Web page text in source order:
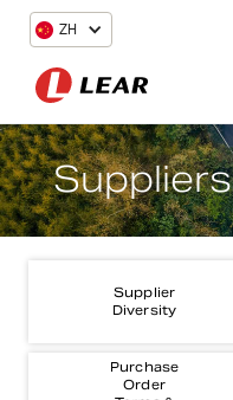
ZH
Suppliers
Supplier
Diversity
Purchase
Order